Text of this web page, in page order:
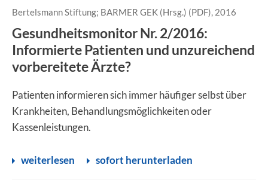
Bertelsmann Stiftung; BARMER GEK (Hrsg.) (PDF), 2016
Gesundheitsmonitor Nr. 2/2016:
Informierte Patienten und unzureichend
vorbereitete Ärzte?
Patienten informieren sich immer häufiger selbst über
Krankheiten, Behandlungsmöglichkeiten oder
Kassenleistungen.
weiterlesen sofort herunterladen